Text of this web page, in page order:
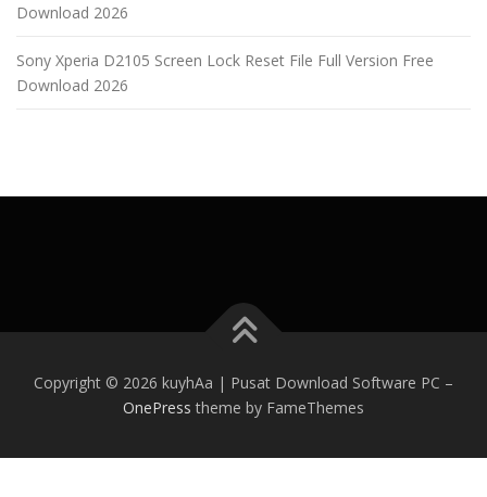
Download 2026
Sony Xperia D2105 Screen Lock Reset File Full Version Free
Download 2026
Copyright © 2026 kuyhAa | Pusat Download Software PC –
OnePress theme by FameThemes